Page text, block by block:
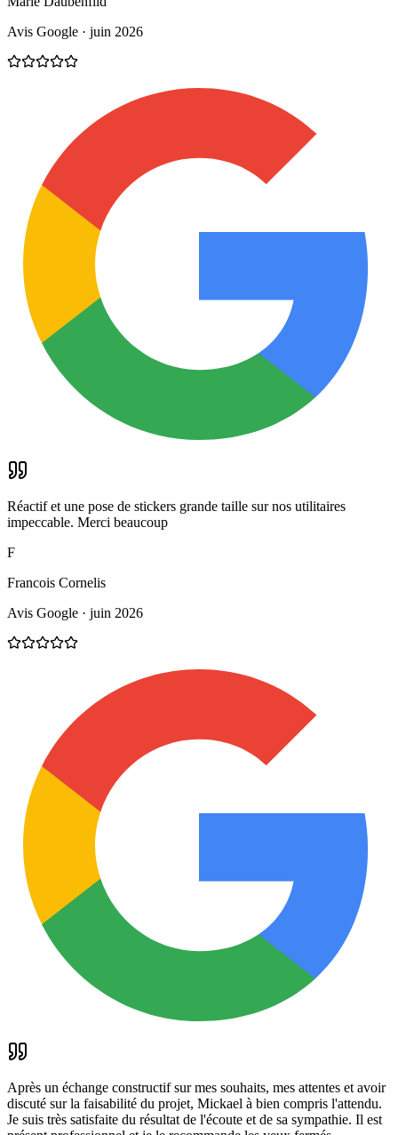
Avis Google · juin 2026
Réactif et une pose de stickers grande taille sur nos utilitaires
impeccable. Merci beaucoup
F
Francois Cornelis
Avis Google · juin 2026
Après un échange constructif sur mes souhaits, mes attentes et avoir
discuté sur la faisabilité du projet, Mickael à bien compris l'attendu.
Je suis très satisfaite du résultat de l'écoute et de sa sympathie. Il est